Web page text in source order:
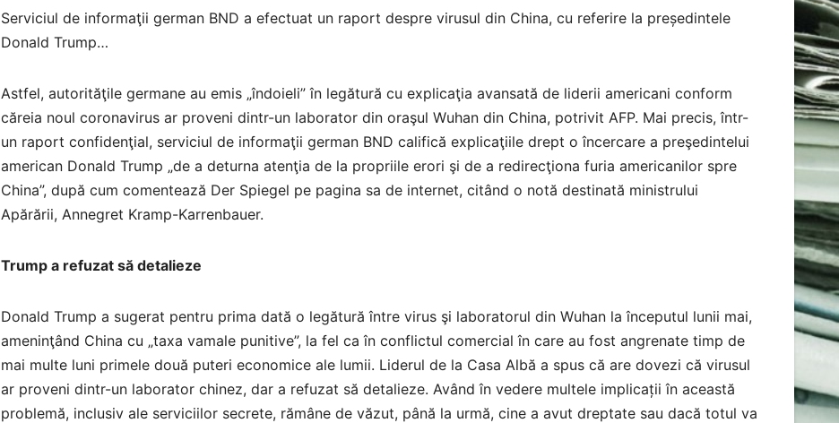
Serviciul de informaţii german BND a efectuat un raport despre virusul din China, cu referire la președintele
Donald Trump…
Astfel, autorităţile germane au emis „îndoieli” în legătură cu explicaţia avansată de liderii americani conform
căreia noul coronavirus ar proveni dintr-un laborator din oraşul Wuhan din China, potrivit AFP. Mai precis, într-
un raport confidenţial, serviciul de informaţii german BND califică explicaţiile drept o încercare a preşedintelui
american Donald Trump „de a deturna atenţia de la propriile erori şi de a redirecţiona furia americanilor spre
China”, după cum comentează Der Spiegel pe pagina sa de internet, citând o notă destinată ministrului
Apărării, Annegret Kramp-Karrenbauer.
Trump a refuzat să detalieze
Donald Trump a sugerat pentru prima dată o legătură între virus şi laboratorul din Wuhan la începutul lunii mai,
ameninţând China cu „taxa vamale punitive”, la fel ca în conflictul comercial în care au fost angrenate timp de
mai multe luni primele două puteri economice ale lumii. Liderul de la Casa Albă a spus că are dovezi că virusul
ar proveni dintr-un laborator chinez, dar a refuzat să detalieze. Având în vedere multele implicații în această
problemă, inclusiv ale serviciilor secrete, rămâne de văzut, până la urmă, cine a avut dreptate sau dacă totul va